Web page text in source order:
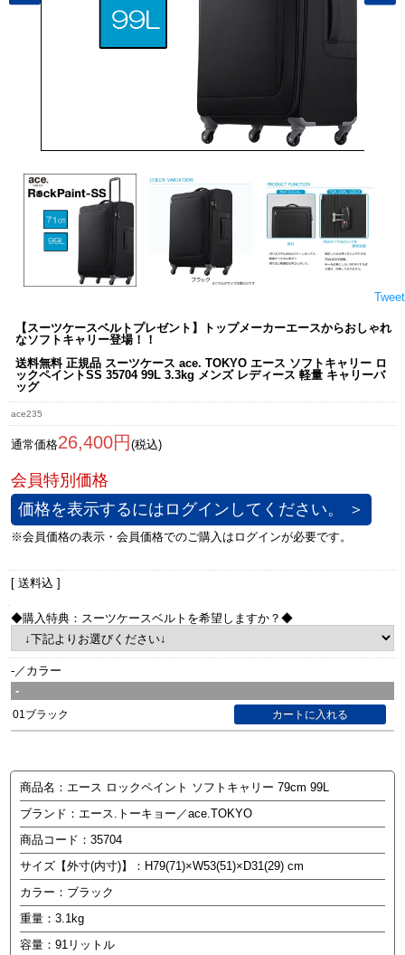
Tweet
【スーツケースベルトプレゼント】トップメーカーエースからおしゃれ
なソフトキャリー登場！！
送料無料 正規品 スーツケース ace. TOKYO エース ソフトキャリー ロ
ックペイントSS 35704 99L 3.3kg メンズ レディース 軽量 キャリーバ
ッグ
ace235
通常価格26,400円 (税込)
価格を表示するにはログインしてください。 ＞
[ 送料込 ]
◆購入特典：スーツケースベルトを希望しますか？◆
-／カラー
-
01ブラック
商品名：エース ロックペイント ソフトキャリー 79cm 99L
ブランド：エース.トーキョー／ace.TOKYO
商品コード：35704
サイズ【外寸(内寸)】：H79(71)×W53(51)×D31(29) cm
カラー：ブラック
重量：3.1kg
容量：91リットル